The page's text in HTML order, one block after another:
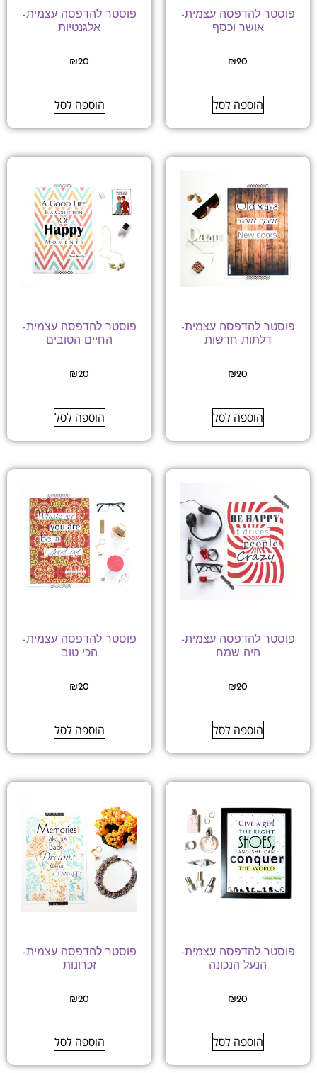
פוסטר להדפסה עצמית-
אושר וכסף
₪20
הוספה לסל
פוסטר להדפסה עצמית-
אלגנטיות
₪20
הוספה לסל
פוסטר להדפסה עצמית-
דלתות חדשות
₪20
הוספה לסל
פוסטר להדפסה עצמית-
החיים הטובים
₪20
הוספה לסל
פוסטר להדפסה עצמית-
היה שמח
₪20
הוספה לסל
פוסטר להדפסה עצמית-
הכי טוב
₪20
הוספה לסל
פוסטר להדפסה עצמית-
הנעל הנכונה
₪20
הוספה לסל
פוסטר להדפסה עצמית-
זכרונות
₪20
הוספה לסל